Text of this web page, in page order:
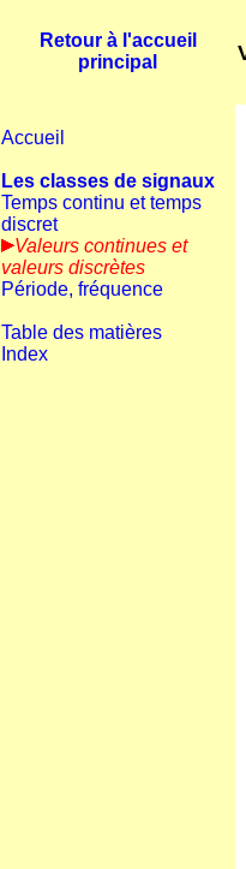
Retour à l'accueil
principal
Accueil
Les classes de signaux
Temps continu et temps
discret
Valeurs continues et
valeurs discrètes
Période, fréquence
Table des matières
Index